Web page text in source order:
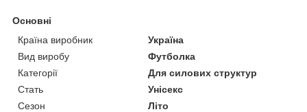
Основні
Країна виробник
Україна
Вид виробу
Футболка
Категорії
Для силових структур
Стать
Унісекс
Сезон
Літо